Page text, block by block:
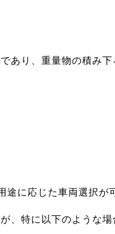
あり、重量物の積み
に応じた車両選択が
特に以下のような場